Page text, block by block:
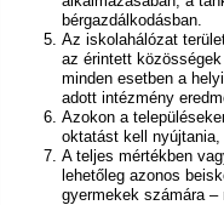
bérgazdálkodásban.
Az iskolahálózat
az érintett
minden esetben a
adott intézmény
Azokon a
oktatást kell nyújtania,
A teljes mértékben
lehetőleg azonos
gyermekek számára